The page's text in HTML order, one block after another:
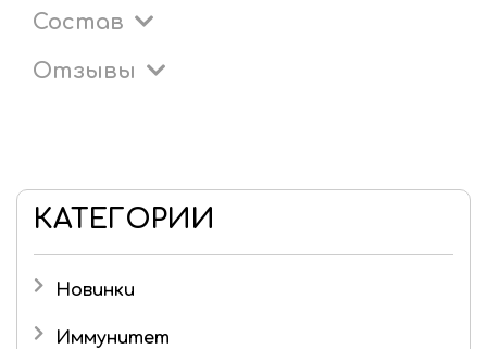
КАТЕГОРИИ
Новинки
Иммунитет
Состав
Отзывы